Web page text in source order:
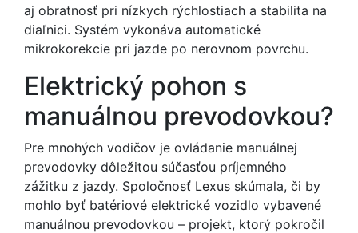
aj obratnosť pri nízkych rýchlostiach a stabilita na
diaľnici. Systém vykonáva automatické
mikrokorekcie pri jazde po nerovnom povrchu.
Elektrický pohon s
manuálnou prevodovkou?
Pre mnohých vodičov je ovládanie manuálnej
prevodovky dôležitou súčasťou príjemného
zážitku z jazdy. Spoločnosť Lexus skúmala, či by
mohlo byť batériové elektrické vozidlo vybavené
manuálnou prevodovkou – projekt, ktorý pokročil